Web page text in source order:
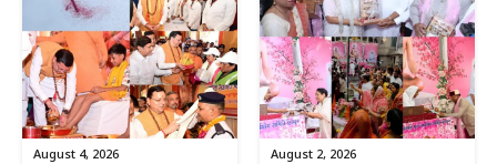
August 4, 2026 August 2, 2026